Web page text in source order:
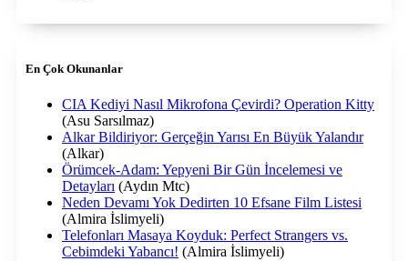
En Çok Okunanlar
CIA Kediyi Nasıl Mikrofona Çevirdi? Operation Kitty
(Asu Sarsılmaz)
Alkar Bildiriyor: Gerçeğin Yarısı En Büyük Yalandır
(Alkar)
Örümcek-Adam: Yepyeni Bir Gün İncelemesi ve
Detayları (Aydın Mtc)
Neden Devamı Yok Dedirten 10 Efsane Film Listesi
(Almira İslimyeli)
Telefonları Masaya Koyduk: Perfect Strangers vs.
Cebimdeki Yabancı! (Almira İslimyeli)